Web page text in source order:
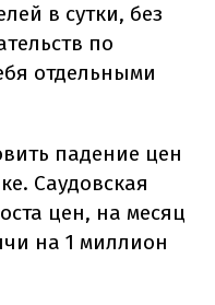
в сутки, без
по
отдельными
падение цен
Саудовская
цен, на месяц
на 1 миллион